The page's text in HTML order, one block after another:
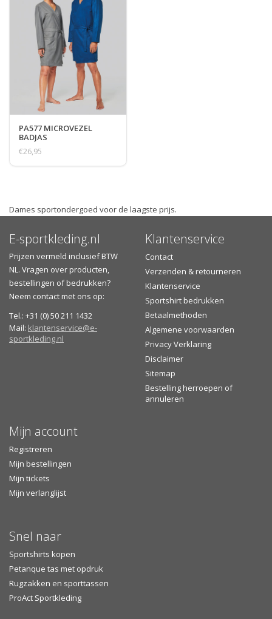
PA577 MICROVEZEL
BADJAS
€26,95
Dames sportondergoed voor de laagste prijs.
E-sportkleding.nl
Prijzen vermeld inclusief BTW
NL. Vragen over producten,
bestellingen of bedrukken?
Neem contact met ons op:
Tel.: +31 (0) 50 211 1432
Mail: klantenservice@e-
sportkleding.nl
Klantenservice
Contact
Verzenden & retourneren
Klantenservice
Sportshirt bedrukken
Betaalmethoden
Algemene voorwaarden
Privacy Verklaring
Disclaimer
Sitemap
Bestelling herroepen of
annuleren
Mijn account
Registreren
Mijn bestellingen
Mijn tickets
Mijn verlanglijst
Snel naar
Sportshirts kopen
Petanque tas met opdruk
Rugzakken en sporttassen
ProAct Sportkleding